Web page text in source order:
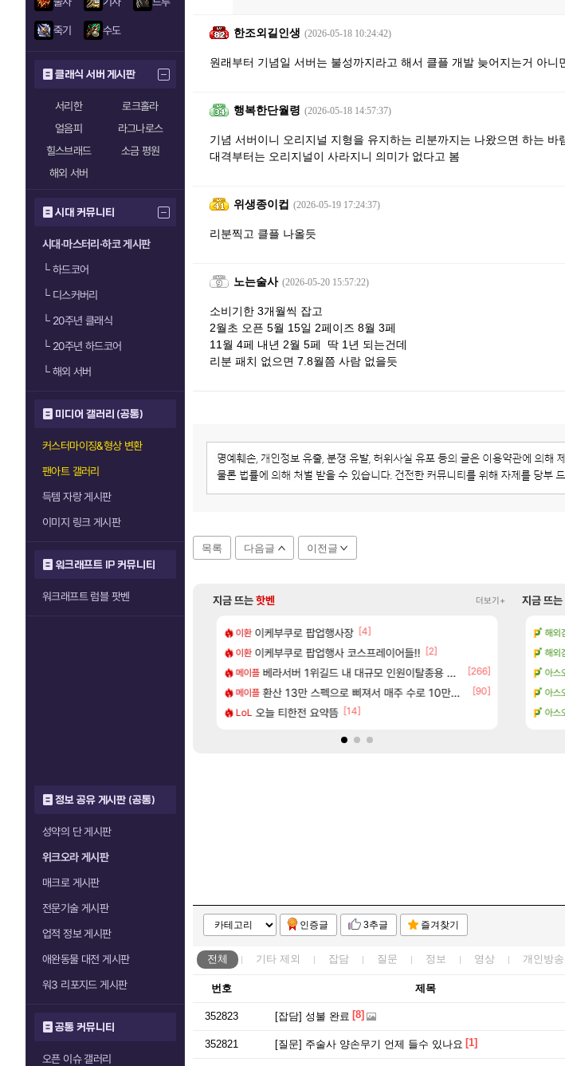
죽기 수도
클래식 서버 게시판
서리한
로크홀라
얼음피
라그나로스
힐스브래드
소금 평원
해외 서버
시대 커뮤니티
시대·마스터리·하코 게시판
└하드코어
└디스커버리
└20주년 클래식
└20주년 하드코어
└해외 서버
미디어 갤러리 (공통)
커스터마이징&형상 변환
팬아트 갤러리
득템 자랑 게시판
이미지 링크 게시판
워크래프트 IP 커뮤니티
워크래프트 럼블 팟벤
정보 공유 게시판 (공통)
성약의 단 게시판
위크오라 게시판
매크로 게시판
전문기술 게시판
업적 정보 게시판
애완동물 대전 게시판
워3 리포지드 게시판
공통 커뮤니티
오픈 이슈 갤러리
한조외길인생 (2026-05-18 10:24:42)
원래부터 기념일 서버는 불성까지라고 해서 클플 개발 늦어지는거 아니
행복한단월령 (2026-05-18 14:57:37)
기념 서버이니 오리지널 지형을 유지하는 리분까지는 나왔으면 하는 바
대격부터는 오리지널이 사라지니 의미가 없다고 봄
위생종이컵 (2026-05-19 17:24:37)
리분찍고 클플 나올듯
노는술사 (2026-05-20 15:57:22)
소비기한 3개월씩 잡고
2월초 오픈 5월 15일 2페이즈 8월 3페
11월 4페 내년 2월 5페 딱 1년 되는건데
리분 패치 없으면 7.8월쯤 사람 없을듯
목록 다음글 이전글
지금 뜨는핫벤 더보기+
이환 이케부쿠로 팝업행사장 [4]
이환 이케부쿠로 팝업행사 코스프레이어들!! [2]
메이플 베라서버 1위길드 내 대규모 인원이탈종용 추정사건
[266]
메이플 환산 13만 스펙으로 삐져서 매주 수로 10만점 치고있으면 ㅋㅋ
[90]
LoL 오늘 티한전 요약뜸 [14]
메이플
리니지M
LoL t1
리니지M
메이플
지금 뜨는
아스오라 카가미하라 하루 성우 정보 및 주요 필모
비스트 모든 요리/작물 책 획득 위치 공략 (36개) - 미식가 도전과제
섭컬겜 무한대 아난타 유출과 앞으로의 예상 (루머)
PV 라스트 에포크 시즌5 - 서리화신의 분노 티저
해외겜 ‘GTA 6’ 예판 흥행…테이크투 “내부 예상 크게 넘어”
해외
해외
아스
아스
아스
인증글 3추글 즐겨찾기
전체 기타 제외 잡담 질문 정보 영상 개인방송
번호 제목
352823 [잡담] 성불 완료 [8]
352821 [질문] 주술사 양손무기 언제 들수 있나요 [1]